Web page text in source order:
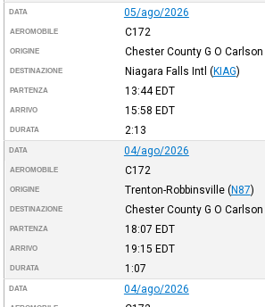
DATA 05/ago/2026
AEROMOBILE C172
ORIGINE Chester County G O Carlson
DESTINAZIONE Niagara Falls Intl (KIAG)
PARTENZA 13:44 EDT
ARRIVO 15:58 EDT
DURATA 2:13
DATA 04/ago/2026
AEROMOBILE C172
ORIGINE Trenton-Robbinsville (N87)
DESTINAZIONE Chester County G O Carlson
PARTENZA 18:07 EDT
ARRIVO 19:15 EDT
DURATA 1:07
DATA 04/ago/2026